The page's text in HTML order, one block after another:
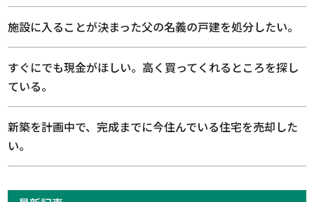
施設に入ることが決まった父の名義の戸建を処分したい。
すぐにでも現金がほしい。高く買ってくれるところを探し
ている。
新築を計画中で、完成までに今住んでいる住宅を売却した
い。